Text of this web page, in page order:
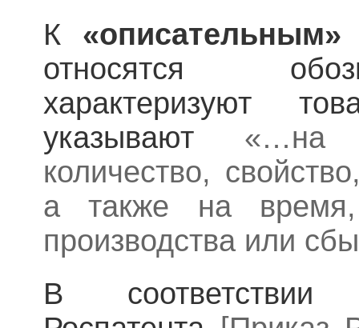
К «описательным»
относятся
характеризуют
указывают «…на
количество,
а также на
производства или
В соответствии